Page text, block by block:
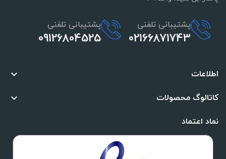
پشتیبانی تلفنی
02166871743
پشتیبانی تلفنی
09126804525
اطلاعات 
کاتالوگ محصولات 
نماد اعتماد